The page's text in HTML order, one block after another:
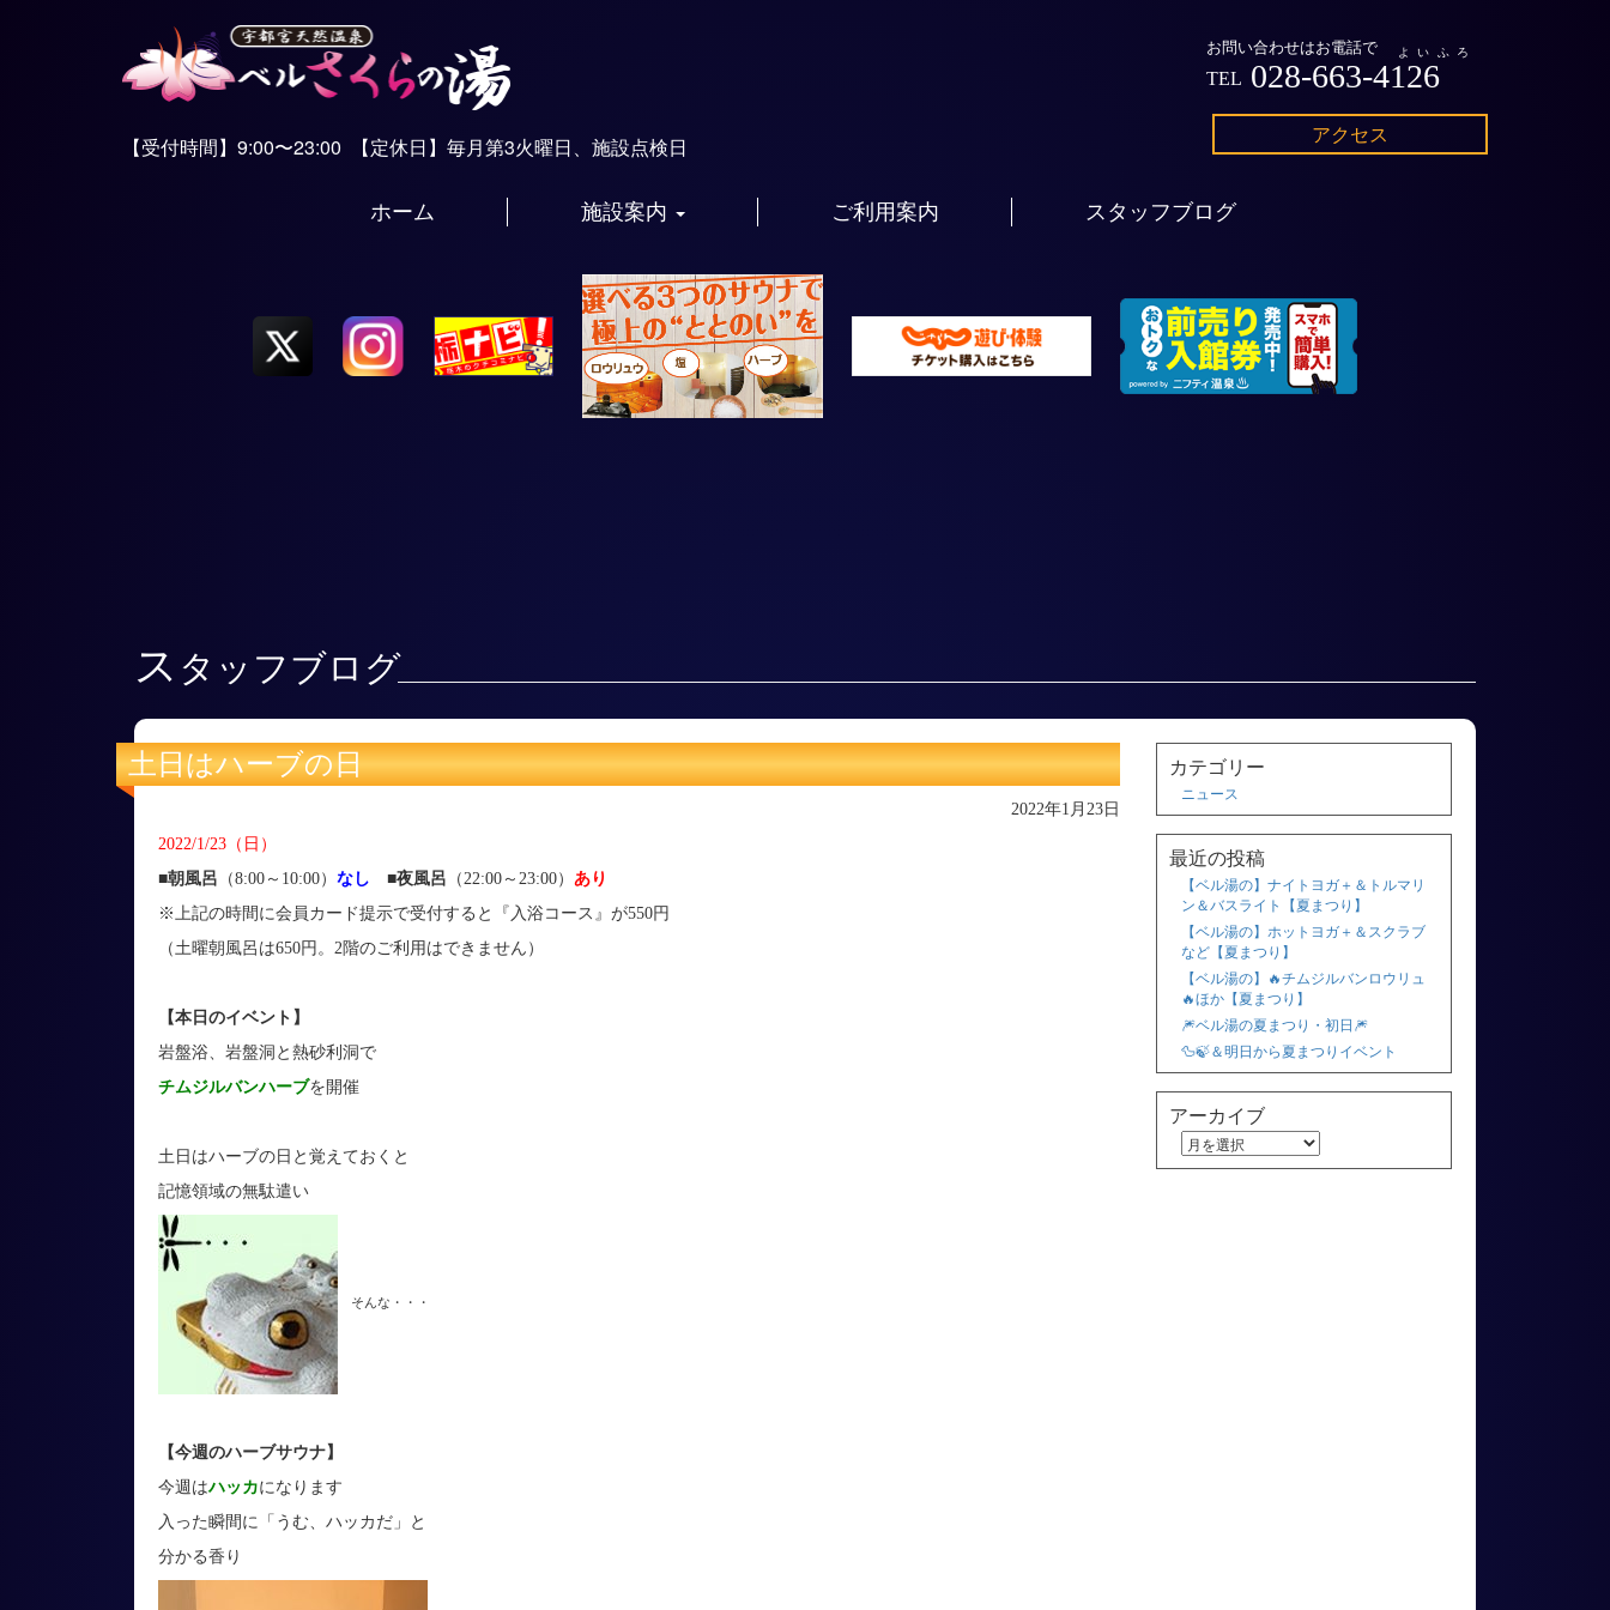
【受付時間】9:00〜23:00 【定休日】毎月第3火曜日、施設点検日 アクセス
お問い合わせはお電話で よいふろ
TEL 028-663-4126
ホーム 施設案内 ご利用案内 スタッフブログ
ス タッフブログ
土日はハーブの日
2022年1月23日
2022/1/23（日）
■朝風呂 （8:00～10:00） なし ■夜風呂 （22:00～23:00） あり
※上記の時間に会員カード提示で受付すると『入浴コース』が550円
（土曜朝風呂は650円。2階のご利用はできません）
【本日のイベント】
岩盤浴、岩盤洞と熱砂利洞で
チムジルバンハーブを開催
土日はハーブの日と覚えておくと
記憶領域の無駄遣い
そんな・・・
【今週のハーブサウナ】
今週はハッカになります
入った瞬間に「うむ、ハッカだ」と
分かる香り
カテゴリー
ニュース
最近の投稿
【ベル湯の】ナイトヨガ＋＆トルマリ
ン＆バスライト【夏まつり】
【ベル湯の】ホットヨガ＋＆スクラブ
など【夏まつり】
【ベル湯の】🔥チムジルバンロウリュ
🔥ほか【夏まつり】
🎆ベル湯の夏まつり・初日🎆
🦆🍃＆明日から夏まつりイベント
アーカイブ